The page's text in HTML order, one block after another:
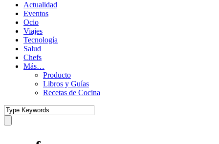
Actualidad
Eventos
Ocio
Viajes
Tecnología
Salud
Chefs
Más…
Producto
Libros y Guías
Recetas de Cocina